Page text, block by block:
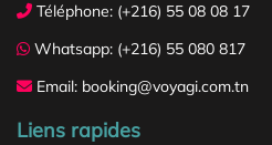
Téléphone: (+216) 55 08 08 17
Whatsapp: (+216) 55 080 817
Email: booking@voyagi.com.tn
Liens rapides